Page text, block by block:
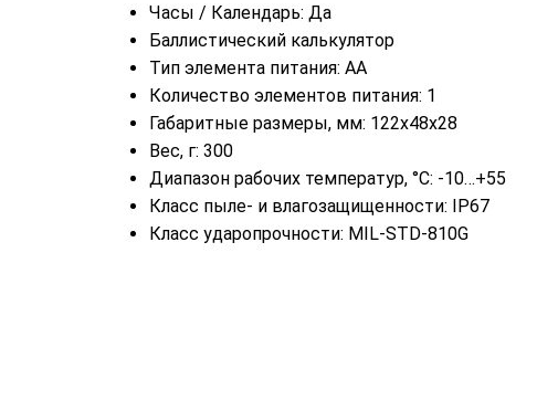
Часы / Календарь: Да
Баллистический калькулятор
Тип элемента питания: AA
Количество элементов питания: 1
Габаритные размеры, мм: 122х48х28
Вес, г: 300
Диапазон рабочих температур, °C: -10…+55
Класс пыле- и влагозащищенности: IP67
Класс ударопрочности: MIL-STD-810G